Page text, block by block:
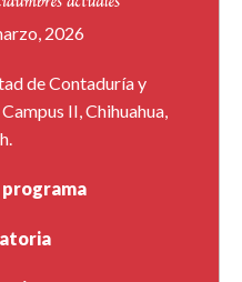
2026
de Contaduría y
II, Chihuahua,